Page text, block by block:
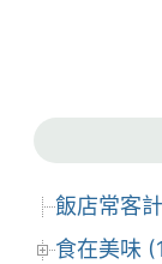
飯店常客
食在美味